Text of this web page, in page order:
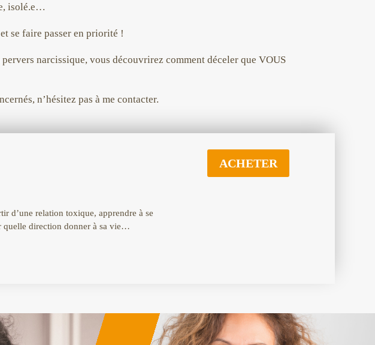
isolé.e…
se faire passer en priorité !
narcissique, vous découvrirez comment déceler que VOUS
n’hésitez pas à me contacter.
d’une relation toxique, apprendre à se
quelle direction donner à sa vie…
ACHETER